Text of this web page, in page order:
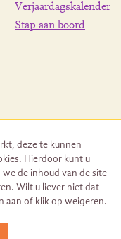
Verjaardagskalender
Stap aan boord
deze te kunnen
Hierdoor kunt u
de inhoud van de site
Wilt u liever niet dat
aan of klik op weigeren.